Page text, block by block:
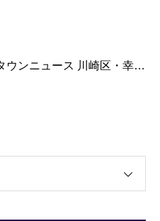
ウンニュース 川崎区・幸…